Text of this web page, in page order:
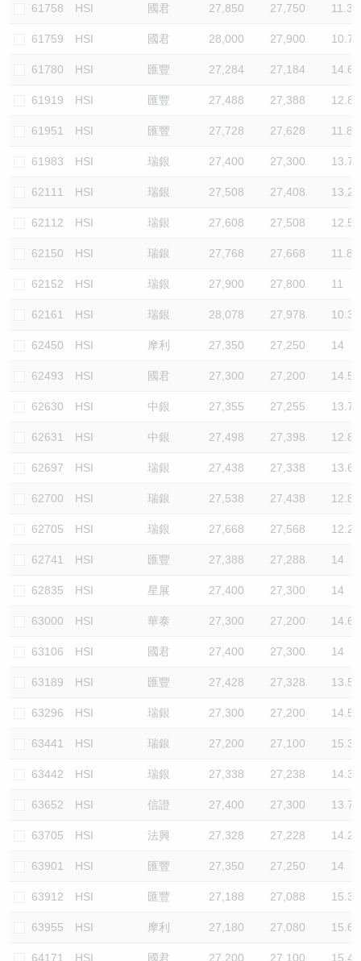
61758 HSI 國君 27,850 27,750 11.3
61759 HSI 國君 28,000 27,900 10.7
61780 HSI 匯豐 27,284 27,184 14.6
61919 HSI 匯豐 27,488 27,388 12.8
61951 HSI 匯豐 27,728 27,628 11.8
61983 HSI 瑞銀 27,400 27,300 13.7
62111 HSI 瑞銀 27,508 27,408 13.2
62112 HSI 瑞銀 27,608 27,508 12.5
62150 HSI 瑞銀 27,768 27,668 11.8
62152 HSI 瑞銀 27,900 27,800 11
62161 HSI 瑞銀 28,078 27,978 10.3
62450 HSI 摩利 27,350 27,250 14
62493 HSI 國君 27,300 27,200 14.5
62630 HSI 中銀 27,355 27,255 13.7
62631 HSI 中銀 27,498 27,398 12.8
62697 HSI 瑞銀 27,438 27,338 13.6
62700 HSI 瑞銀 27,538 27,438 12.8
62705 HSI 瑞銀 27,668 27,568 12.2
62741 HSI 匯豐 27,388 27,288 14
62835 HSI 星展 27,400 27,300 14
63000 HSI 華泰 27,300 27,200 14.6
63106 HSI 國君 27,400 27,300 14
63189 HSI 匯豐 27,428 27,328 13.5
63296 HSI 瑞銀 27,300 27,200 14.5
63441 HSI 瑞銀 27,200 27,100 15.3
63442 HSI 瑞銀 27,338 27,238 14.3
63652 HSI 信證 27,400 27,300 13.7
63705 HSI 法興 27,328 27,228 14.2
63901 HSI 匯豐 27,350 27,250 14
63912 HSI 匯豐 27,188 27,088 15.3
63955 HSI 摩利 27,180 27,080 15.6
64171 HSI 國君 27,200 27,100 15.4